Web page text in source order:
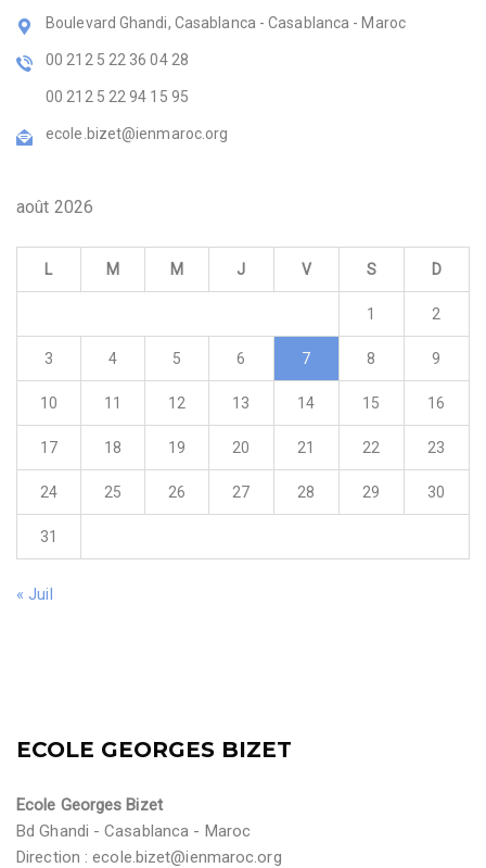
Boulevard Ghandi, Casablanca - Casablanca - Maroc
00 212 5 22 36 04 28
00 212 5 22 94 15 95
ecole.bizet@ienmaroc.org
août 2026
L M M J V S D
1 2
3 4 5 6 7 8 9
10 11 12 13 14 15 16
17 18 19 20 21 22 23
24 25 26 27 28 29 30
31
« Juil
ECOLE GEORGES BIZET
Ecole Georges Bizet
Bd Ghandi - Casablanca - Maroc
Direction :ecole.bizet@ienmaroc.org